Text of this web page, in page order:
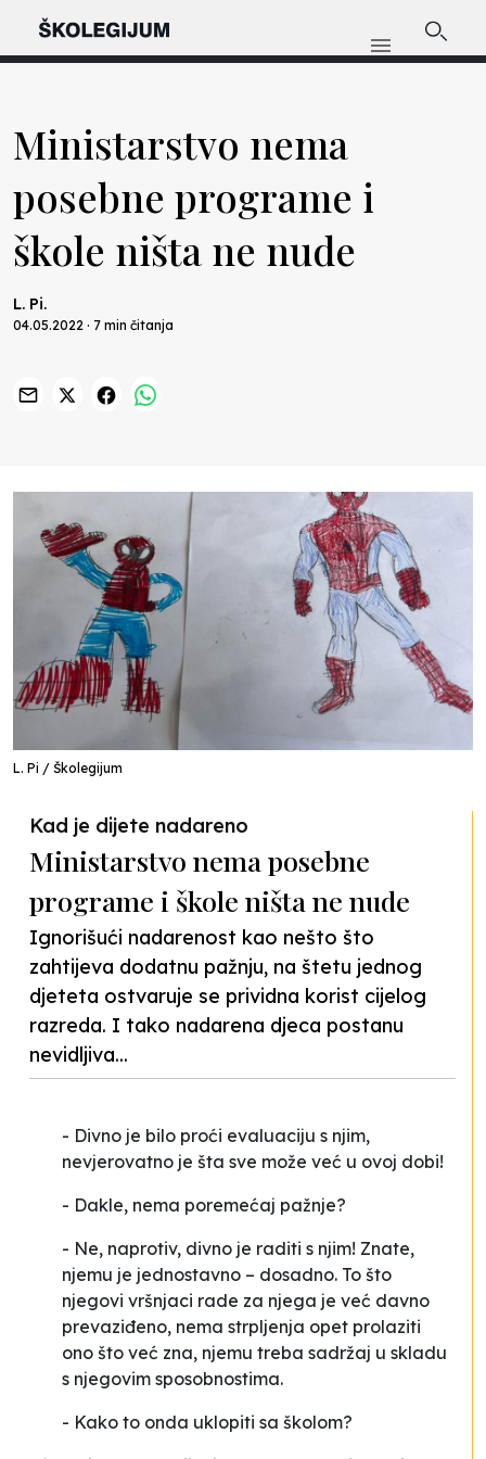
Ministarstvo nema
posebne programe i
škole ništa ne nude
L. Pi.
04.05.2022 · 7 min čitanja
L. Pi / Školegijum
Kad je dijete nadareno
Ministarstvo nema posebne
programe i škole ništa ne nude
Ignorišući nadarenost kao nešto što
zahtijeva dodatnu pažnju, na štetu jednog
djeteta ostvaruje se prividna korist cijelog
razreda. I tako nadarena djeca postanu
nevidljiva...
- Divno je bilo proći evaluaciju s njim,
nevjerovatno je šta sve može već u ovoj dobi!
- Dakle, nema poremećaj pažnje?
- Ne, naprotiv, divno je raditi s njim! Znate,
njemu je jednostavno – dosadno. To što
njegovi vršnjaci rade za njega je već davno
prevaziđeno, nema strpljenja opet prolaziti
ono što već zna, njemu treba sadržaj u skladu
s njegovim sposobnostima.
- Kako to onda uklopiti sa školom?